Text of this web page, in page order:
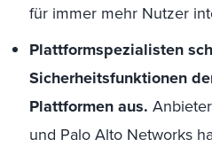
für immer mehr Nutzer
Plattformspezialisten
Sicherheitsfunktionen
Plattformen aus.
und Palo Alto Networks